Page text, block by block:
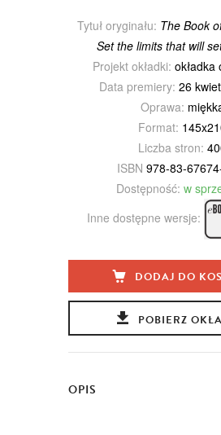
Tytuł oryginału: The Book
Set the limits that will
Projekt okładki: okładka
Data premiery: 26
Oprawa:
Format:
Liczba stron:
ISBN 978-83-
Dostępność: w
Inne dostępne wersje:
DODAJ DO
POBIERZ
OPIS